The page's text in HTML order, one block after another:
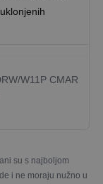
W11P CMAR
su s najboljom
i ne moraju nužno u